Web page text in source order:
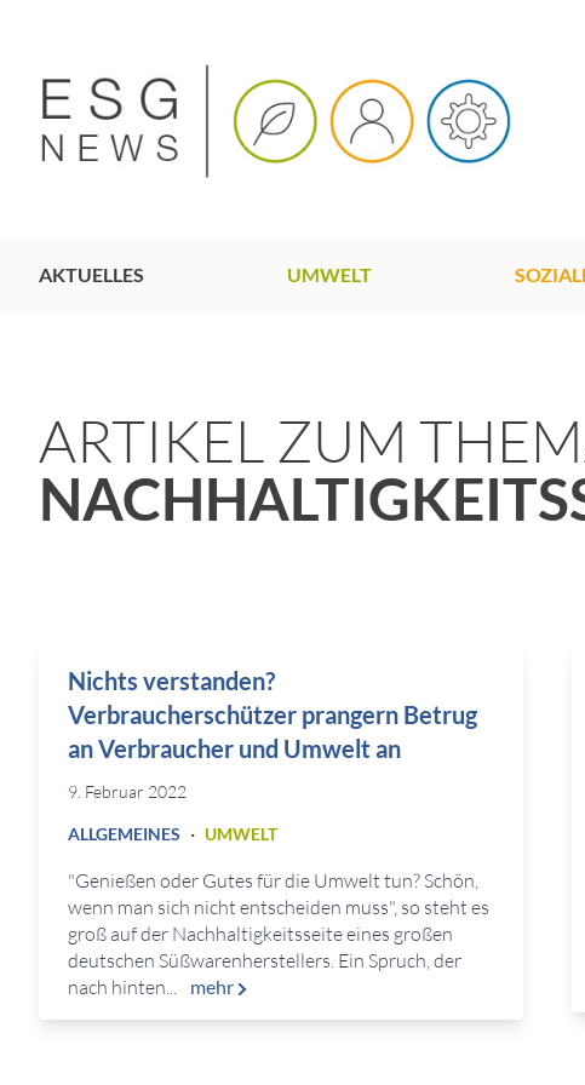
AKTUELLES UMWELT
ARTIKEL ZUM
Nichts verstanden?
Verbraucherschützer prangern Betrug
an Verbraucher und Umwelt an
9. Februar 2022
ALLGEMEINES · UMWELT
"Genießen oder Gutes für die Umwelt tun? Schön,
wenn man sich nicht entscheiden muss", so steht es
groß auf der Nachhaltigkeitsseite eines großen
deutschen Süßwarenherstellers. Ein Spruch, der
nach hinten...
mehr